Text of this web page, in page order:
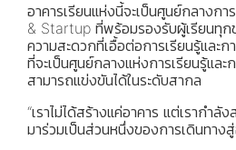
อาคารเรียนแห่งนี้จะเป็นศูนย์กลางก
& Startup ที่พร้อมรองรับผู้เรียนทุก
ความสะดวกที่เอื้อต่อการเรียนรู้และ
ที่จะเป็นศูนย์กลางแห่งการเรียนรู้และ
สามารถแข่งขันได้ในระดับสากล
“เราไม่ได้สร้างแค่อาคาร แต่เรากำ
มาร่วมเป็นส่วนหนึ่งของการเดินทาง